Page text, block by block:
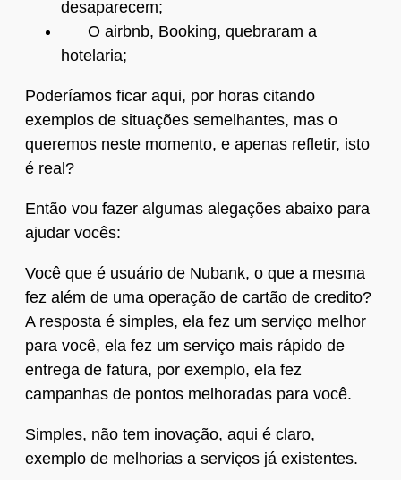
desaparecem;
O airbnb, Booking, quebraram a
hotelaria;
Poderíamos ficar aqui, por horas citando
exemplos de situações semelhantes, mas o
queremos neste momento, e apenas refletir, isto
é real?
Então vou fazer algumas alegações abaixo para
ajudar vocês:
Você que é usuário de Nubank, o que a mesma
fez além de uma operação de cartão de credito?
A resposta é simples, ela fez um serviço melhor
para você, ela fez um serviço mais rápido de
entrega de fatura, por exemplo, ela fez
campanhas de pontos melhoradas para você.
Simples, não tem inovação, aqui é claro,
exemplo de melhorias a serviços já existentes.